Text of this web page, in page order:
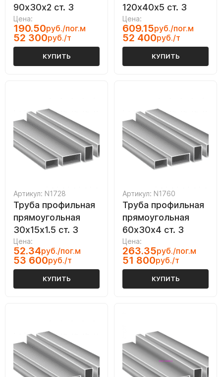
90х30х2 ст. 3
Цена:
190.50руб./пог.м
52 300руб./т
КУПИТЬ
120х40х5 ст. 3
Цена:
609.15руб./пог.м
52 400руб./т
КУПИТЬ
Артикул: N1728
Труба профильная
прямоугольная
30х15х1.5 ст. 3
Цена:
52.34руб./пог.м
53 600руб./т
КУПИТЬ
Артикул: N1760
Труба профильная
прямоугольная
60х30х4 ст. 3
Цена:
263.35руб./пог.м
51 800руб./т
КУПИТЬ